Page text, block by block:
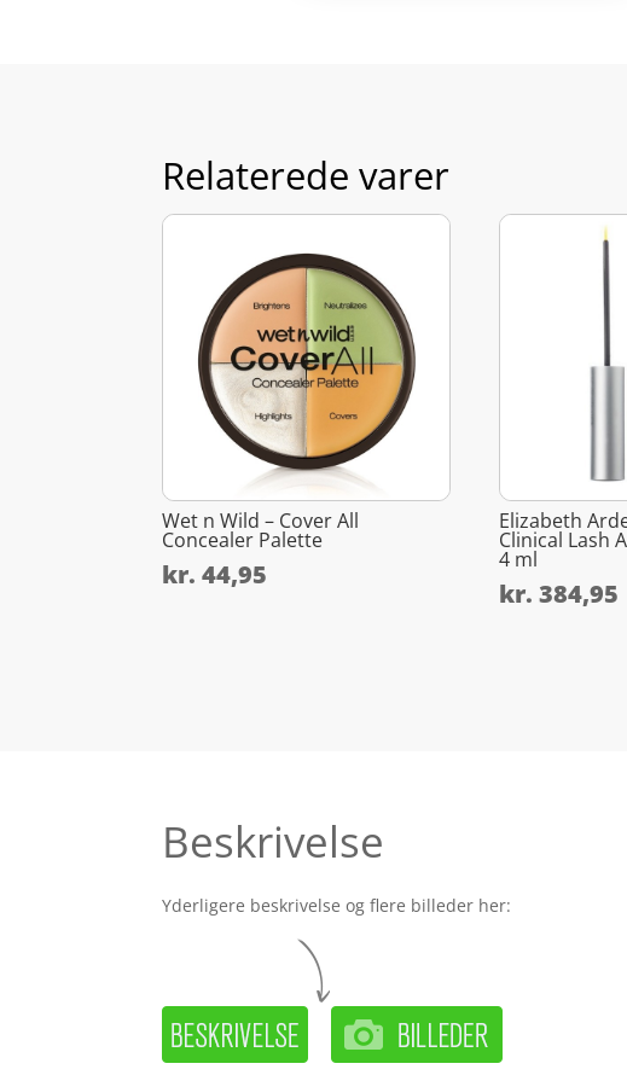
Relaterede varer
Wet n Wild – Cover All
Concealer Palette
kr. 44,95
Elizabeth
Clinical Lash
4 ml
kr. 384,95
Beskrivelse
Yderligere beskrivelse og flere billeder her: